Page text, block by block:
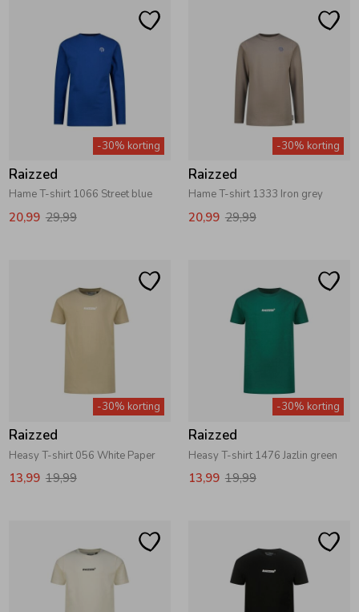
Regenkleding &-laarzen
Zomeraccessoires
Kledingaccessoires
Beenmode
-30% korting
Raizzed
Hame T-shirt 1066 Street blue
20,99 29,99
-30% korting
Raizzed
Hame T-shirt 1333 Iron grey
20,99 29,99
-30% korting
Raizzed
Heasy T-shirt 056 White Paper
13,99 19,99
-30% korting
Raizzed
Heasy T-shirt 1476 Jazlin green
13,99 19,99